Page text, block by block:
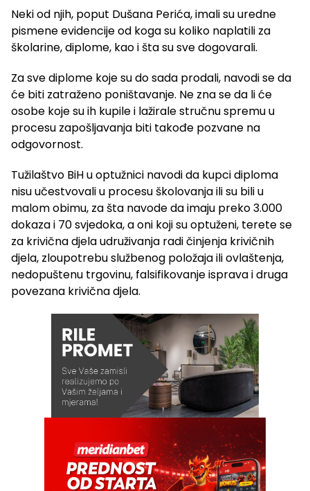
Neki od njih, poput Dušana Perića, imali su uredne
pismene evidencije od koga su koliko naplatili za
školarine, diplome, kao i šta su sve dogovarali.
Za sve diplome koje su do sada prodali, navodi se da
će biti zatraženo poništavanje. Ne zna se da li će
osobe koje su ih kupile i lažirale stručnu spremu u
procesu zapošljavanja biti takođe pozvane na
odgovornost.
Tužilaštvo BiH u optužnici navodi da kupci diploma
nisu učestvovali u procesu školovanja ili su bili u
malom obimu, za šta navode da imaju preko 3.000
dokaza i 70 svjedoka, a oni koji su optuženi, terete se
za krivična djela udruživanja radi činjenja krivičnih
djela, zloupotrebu službenog položaja ili ovlaštenja,
nedopuštenu trgovinu, falsifikovanje isprava i druga
povezana krivična djela.